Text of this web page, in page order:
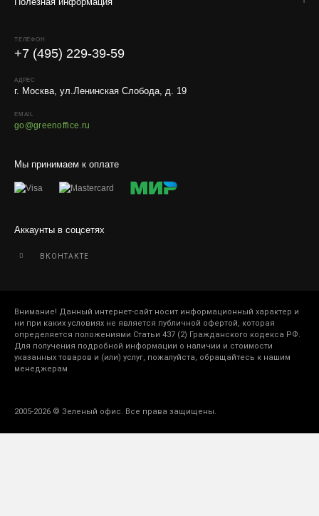
Мы принимаем к оплате
Аккаунты в соцсетях
ВКОНТАКТЕ
ТЕЛЕФОН
+7 (495) 229-39-59
АДРЕС
г. Москва, ул.Ленинская Слобода, д. 19
EMAIL
go@greenoffice.ru
Внимание! Данный интернет-сайт носит информационный характер и
ни при каких условиях не является публичной офертой, которая
определяется положениями Статьи 437 (2) Гражданского кодекса РФ.
Для получения подробной информации о наличии и стоимости
указанных товаров и (или) услуг, пожалуйста, обращайтесь к нашим
менеджерам
2005-2026 © Зеленый офис. Все права защищены.